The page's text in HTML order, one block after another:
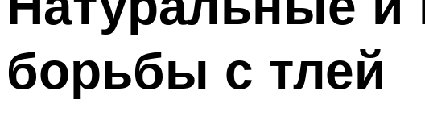
борьбы с тлей